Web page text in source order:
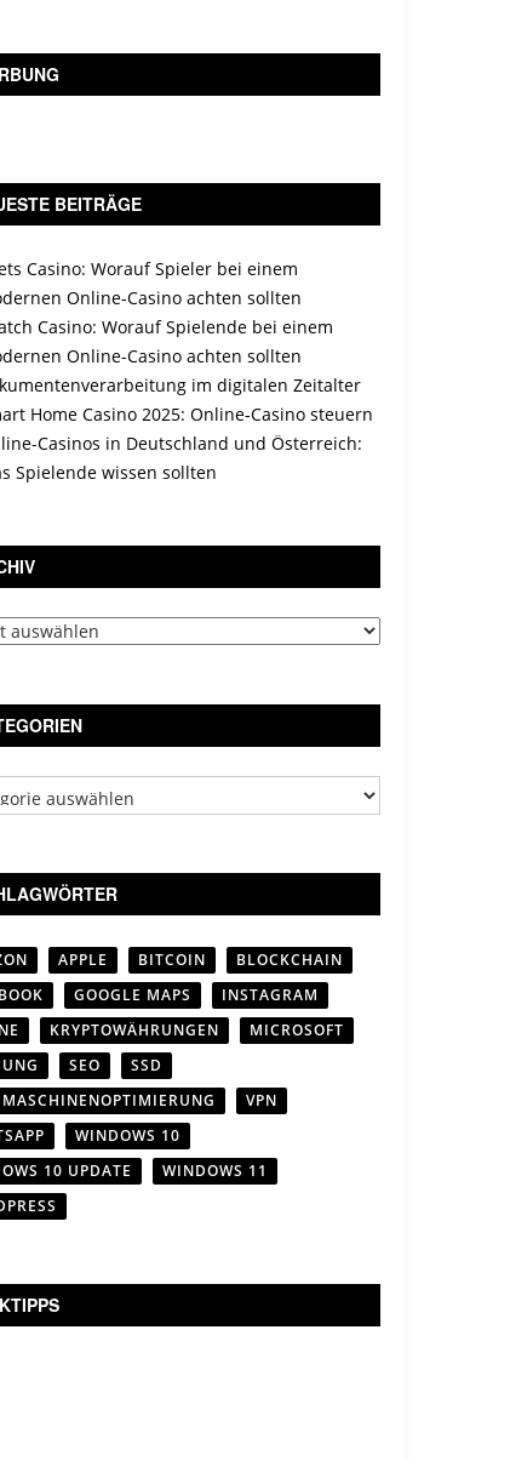
BEITRÄGE
Casino: Worauf Spieler bei einem
Online-Casino achten sollten
Casino: Worauf Spielende bei einem
Online-Casino achten sollten
im digitalen Zeitalter
Home Casino 2025: Online-Casino steuern
Casinos in Deutschland und Österreich:
Spielende wissen sollten
APPLE BITCOIN
BLOCKCHAIN
GOOGLE MAPS
INSTAGRAM
KRYPTOWÄHRUNGEN
MICROSOFT
SEO
SSD
VPN
WINDOWS 10
10 UPDATE
WINDOWS 11